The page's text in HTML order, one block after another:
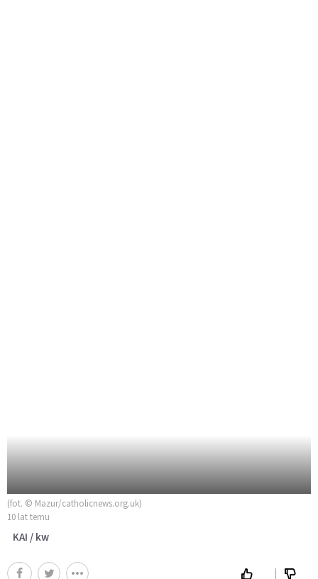
(fot. © Mazur/catholicnews.org.uk)
10 lat temu
KAI / kw